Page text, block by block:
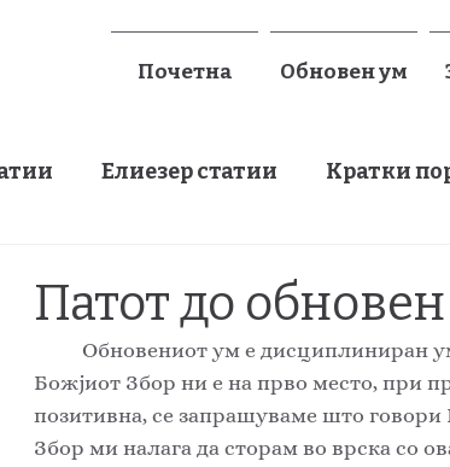
Почетна Обновен ум
Елиезер статии Кратки
Патот до
Божјиот Збор ни е на прво место, при
позитивна, се запрашуваме што говори
Збор ми налага да сторам во врска со